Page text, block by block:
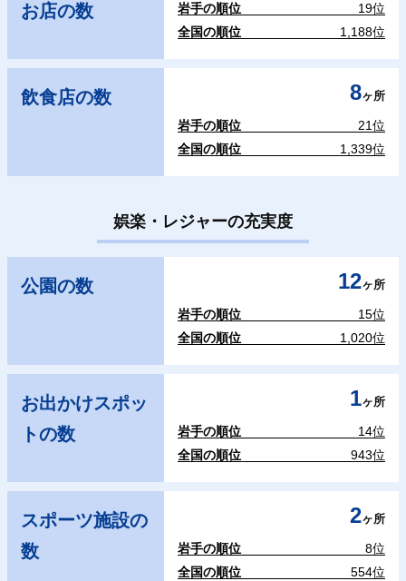
お店の数
岩手の順位
19位
全国の順位
1,188位
飲食店の数 8ヶ所
岩手の順位
21位
全国の順位
1,339位
娯楽・レジャーの充実度
公園の数 12ヶ所
岩手の順位
15位
全国の順位
1,020位
お出かけスポッ
トの数
1ヶ所
岩手の順位
14位
全国の順位
943位
スポーツ施設の
数
2ヶ所
岩手の順位
8位
全国の順位
554位